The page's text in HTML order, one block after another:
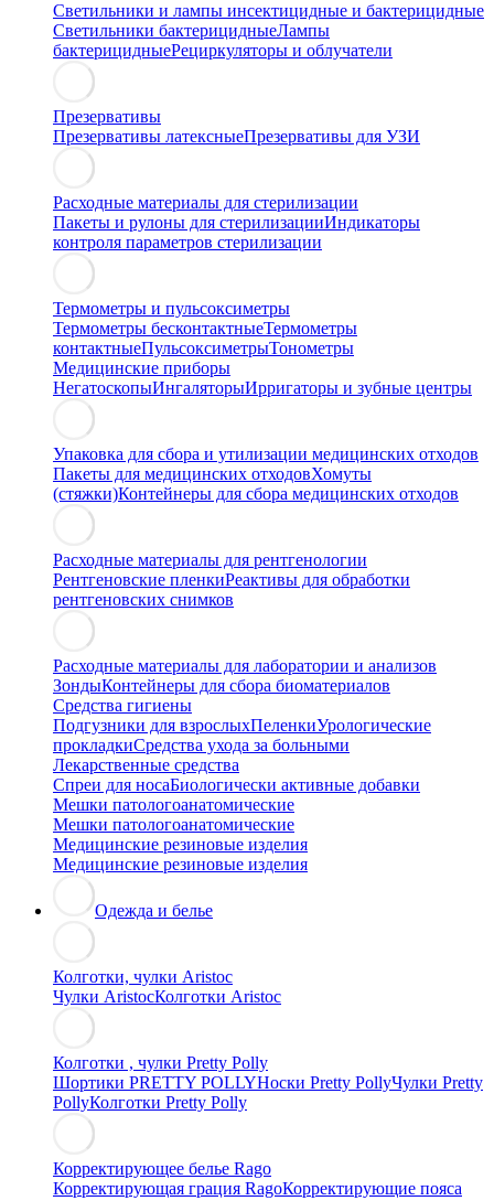
Светильники и лампы инсектицидные и бактерицидные
Светильники бактерицидныеЛампы
бактерицидныеРециркуляторы и облучатели
Презервативы
Презервативы латексныеПрезервативы для УЗИ
Расходные материалы для стерилизации
Пакеты и рулоны для стерилизацииИндикаторы
контроля параметров стерилизации
Термометры и пульсоксиметры
Термометры бесконтактныеТермометры
контактныеПульсоксиметрыТонометры
Медицинские приборы
НегатоскопыИнгаляторыИрригаторы и зубные центры
Упаковка для сбора и утилизации медицинских отходов
Пакеты для медицинских отходовХомуты
(стяжки)Контейнеры для сбора медицинских отходов
Расходные материалы для рентгенологии
Рентгеновские пленкиРеактивы для обработки
рентгеновских снимков
Расходные материалы для лаборатории и анализов
ЗондыКонтейнеры для сбора биоматериалов
Средства гигиены
Подгузники для взрослыхПеленкиУрологические
прокладкиСредства ухода за больными
Лекарственные средства
Спреи для носаБиологически активные добавки
Мешки патологоанатомические
Мешки патологоанатомические
Медицинские резиновые изделия
Медицинские резиновые изделия
Одежда и белье
Колготки, чулки Aristoc
Чулки AristocКолготки Aristoc
Колготки , чулки Pretty Polly
Шортики PRETTY POLLYНоски Pretty PollyЧулки Pretty
PollyКолготки Pretty Polly
Корректирующее белье Rago
Корректирующая грация RagoКорректирующие пояса